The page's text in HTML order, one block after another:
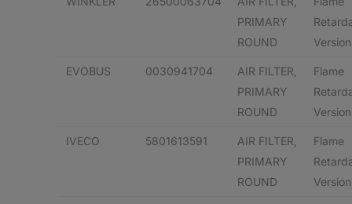
PRIMARY
ROUND
Version
EVOBUS 0030941704
AIR FILTER,
PRIMARY
ROUND
Flame
Version
IVECO 5801613591
AIR FILTER,
PRIMARY
ROUND
Flame
Version